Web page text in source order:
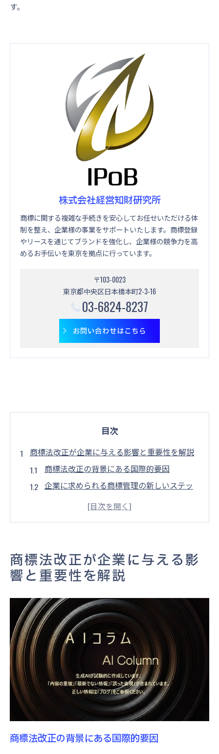
す。
株式会社経営知財研究所
商標に関する複雑な手続きを安心してお任せいただける体
制を整え、企業様の事業をサポートいたします。商標登録
やリースを通じてブランドを強化し、企業様の競争力を高
めるお手伝いを東京を拠点に行っています。
〒103-0023
東京都中央区日本橋本町2-3-16
03-6824-8237
お問い合わせはこちら
目次
商標法改正が企業に与える影響と重要性を解説
商標法改正の背景にある国際的要因
企業に求められる商標管理の新しいステッ
商標法改正による企業戦略の転換点
商標保護を強化するための法的知識
最新商標法改正で知っておくべき企業戦略
法改正に基づく商標ポートフォリオの再構
築
新しい商標登録要件の理解と対応
企業価値を高める商標戦略のポイント
商標法改正を活用した競争優位性の確保
持続可能なビジネス成長を支える商標戦略
法改正後に必要な商標権の見直し
改正後の商標登録手続きの新基準
商標法改正が企業に与える影
響と重要性を解説
商標法改正の背景にある国際的要因